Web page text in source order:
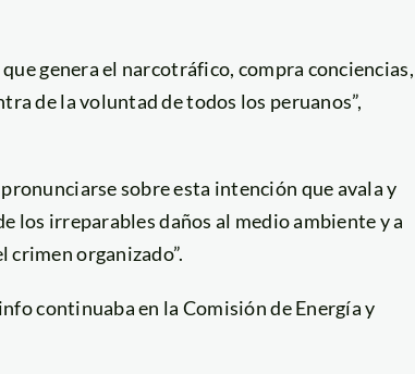
genera el narcotráfico, compra conciencias,
de la voluntad de todos los peruanos”,
sobre esta intención que avala y
los irreparables daños al medio ambiente y a
crimen organizado”.
continuaba en la Comisión de Energía y